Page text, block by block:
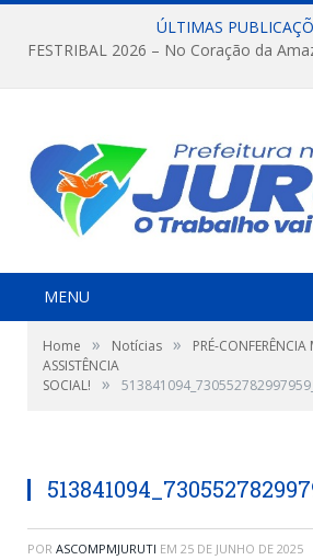
ÚLTIMAS
MENU
Home » Notícias »
PRÉ-
ASSISTÊNCIA
SOCIAL!
»
POR ASCOMPMJURUTI EM 25 DE JUNHO DE 2025